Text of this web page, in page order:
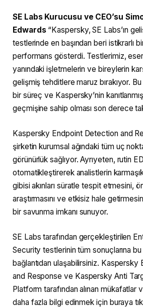
SE Labs Kurucusu ve CEO’su
Edwards“Kaspersky, SE Labs’ın
testlerinde en başından beri istikrarlı
performans gösterdi. Testlerimiz,
yanındaki işletmelerin ve bireylerin
gelişmiş tehditlere maruz bırakıyor.
bir süreç ve Kaspersky’nin
geçmişine sahip olması son derece
Kaspersky Endpoint Detection and
şirketin kurumsal ağındaki tüm uç
görünürlük sağlıyor. Ayrıyeten, rutin
otomatikleştirerek analistlerin
gibisi akınları süratle tespit etmesini,
araştırmasını ve etkisiz hale
bir savunma imkanı sunuyor.
SE Labs tarafından gerçekleştirilen
Security testlerinin tüm sonuçlarına bu
bağlantıdan ulaşabilirsiniz.
and Response ve Kaspersky Anti
Platform tarafından alınan mükafatlar
daha fazla bilgi edinmek için buraya